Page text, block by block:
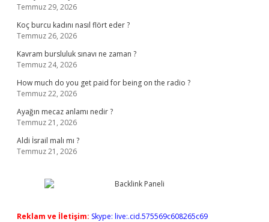
Temmuz 29, 2026
Koç burcu kadını nasıl flört eder ?
Temmuz 26, 2026
Kavram bursluluk sınavı ne zaman ?
Temmuz 24, 2026
How much do you get paid for being on the radio ?
Temmuz 22, 2026
Ayağın mecaz anlamı nedir ?
Temmuz 21, 2026
Aldi İsrail malı mı ?
Temmuz 21, 2026
Reklam ve İletişim: Skype: live:.cid.575569c608265c69